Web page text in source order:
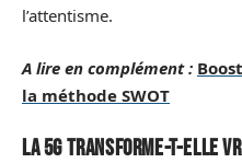
l’attentisme.
A lire en complément :
la méthode SWOT
La 5G transforme-t-elle